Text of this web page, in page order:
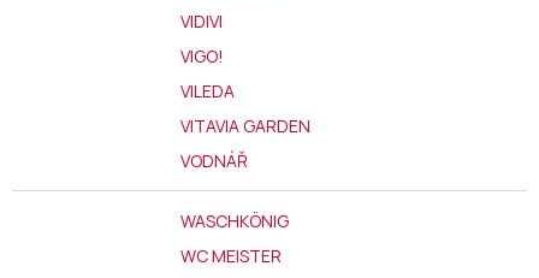
VIDIVI
VIGO!
VILEDA
VITAVIA GARDEN
VODNÁŘ
WASCHKÖNIG
WC MEISTER